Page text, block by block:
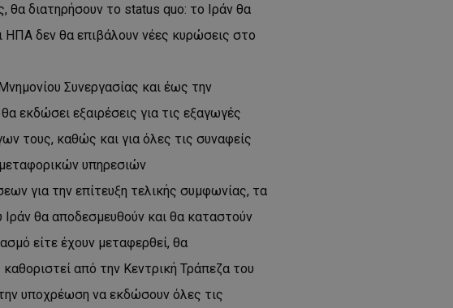
θα διατηρήσουν το status quo: το Ιράν θα
ΗΠΑ δεν θα επιβάλουν νέες κυρώσεις στο
Συνεργασίας και έως την
εκδώσει εξαιρέσεις για τις εξαγωγές
τους, καθώς και για όλες τις συναφείς
υπηρεσιών
για την επίτευξη τελικής συμφωνίας, τα
Ιράν θα αποδεσμευθούν και θα καταστούν
είτε έχουν μεταφερθεί, θα
από την Κεντρική Τράπεζα του
υποχρέωση να εκδώσουν όλες τις
Corporation
συνεδρία
Αυτό το cookie ορίζεται από το
πληροφορίες σχετικά με τον τρόπο
1 εβδομάδα 3
Αυτό το cookie χρησιμοποιείται
για σκοπούς ταυτοποίησης και
ασφάλειας, εξασφαλίζοντας ότι οι
περιηγούνται μέσω της
ιστοσελίδας ή αλληλεπιδρούν με
τις υπηρεσίες της.
2 μέρες
προτιμήσεις συναίνεσης cookie
επισκέπτη Είναι απαραίτητο το
banner cookie Cookie-Script.com
να λειτουργεί σωστά.